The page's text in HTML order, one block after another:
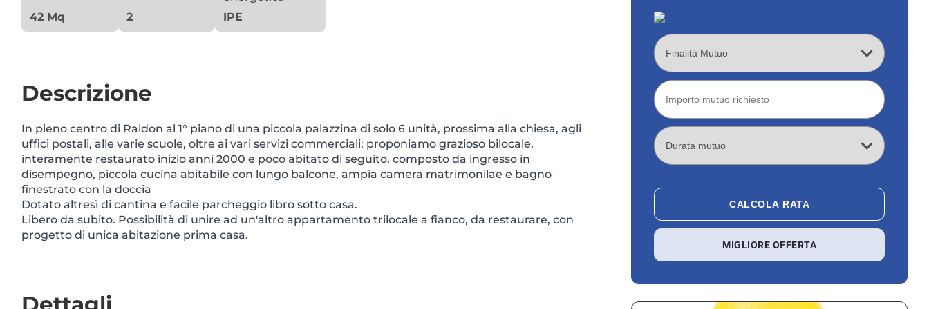
42 Mq 2
IPE
Descrizione
In pieno centro di Raldon al 1° piano di una piccola palazzina di solo 6 unità, prossima alla chiesa, agli
uffici postali, alle varie scuole, oltre ai vari servizi commerciali; proponiamo grazioso bilocale,
interamente restaurato inizio anni 2000 e poco abitato di seguito, composto da ingresso in
disempegno, piccola cucina abitabile con lungo balcone, ampia camera matrimonilae e bagno
finestrato con la doccia
Dotato altresì di cantina e facile parcheggio libro sotto casa.
Libero da subito. Possibilità di unire ad un'altro appartamento trilocale a fianco, da restaurare, con
progetto di unica abitazione prima casa.
CALCOLA RATA
MIGLIORE OFFERTA